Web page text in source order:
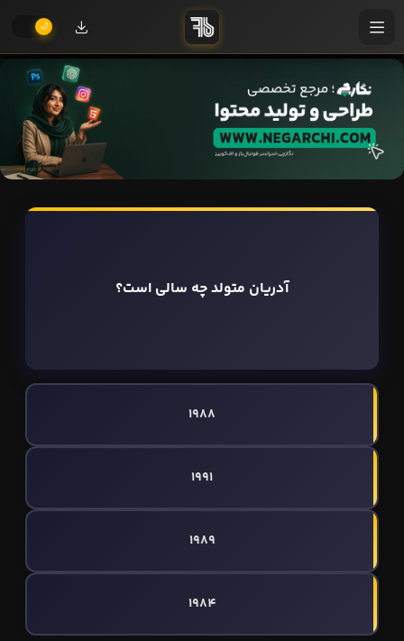
آدریان متولد چه سالی است؟
1988
1991
1989
1984